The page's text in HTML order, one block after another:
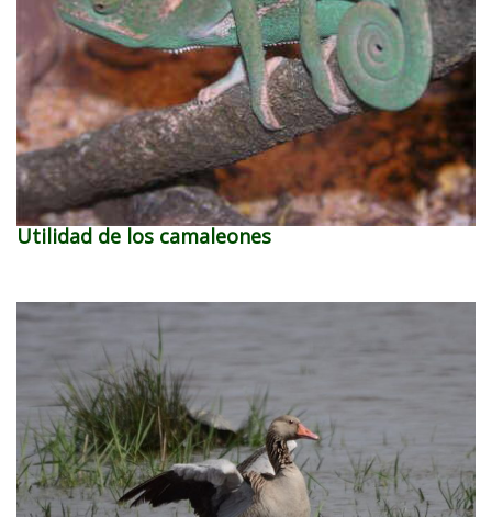
Utilidad de los camaleones